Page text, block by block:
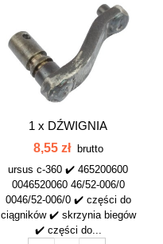
1 x DŹWIGNIA
PRZEKAŹNIKA C-360...
8,55 zł brutto
ursus c-360 ✔️ 465200600
0046520060 46/52-006/0
0046/52-006/0 ✔️ części do
ciągników ✔️ skrzynia biegów
✔️ części do...